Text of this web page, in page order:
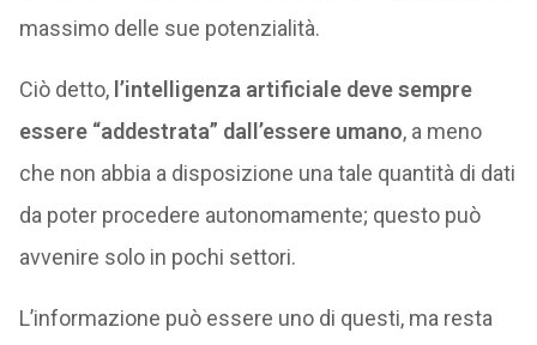
massimo delle sue potenzialità.
Ciò detto, l’intelligenza artificiale deve sempre
essere “addestrata” dall’essere umano, a meno
che non abbia a disposizione una tale quantità di dati
da poter procedere autonomamente; questo può
avvenire solo in pochi settori.
L’informazione può essere uno di questi, ma resta